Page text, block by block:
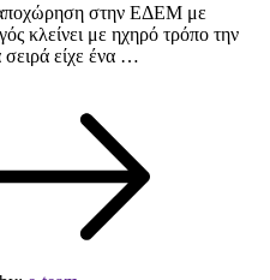
στην ΕΔΕΜ με
κλείνει με ηχηρό τρόπο την
είχε ένα …